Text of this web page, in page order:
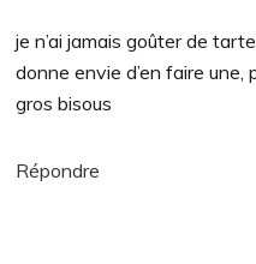
je n’ai jamais goûter de
donne envie d’en faire une,
gros bisous
Répondre